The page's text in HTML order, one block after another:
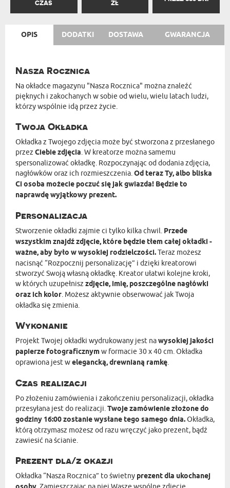
CZAS
ZŁ
OPIS DODATKI DOSTAWA GWARANCJA
Nasza Rocznica
Na okładce magazynu "Nasza Rocznica" można znaleźć
pięknych i zakochanych w sobie od wielu, wielu latach ludzi,
którzy wspólnie idą przez życie.
Twoja Okładka
Okładka z Twojego zdjęcia może być stworzona z przesłanego
przez Ciebie zdjęcia. W kreatorze można samemu
spersonalizować okładkę. Rozpoczynając od dodania zdjęcia,
nagłówków oraz ich rozmieszczenia.Od teraz Ty, albo bliska
Ci osoba możecie poczuć się jak gwiazda! Będzie to
naprawdę wyjątkowy prezent.
Personalizacja
Stworzenie okładki zajmie ci tylko kilka chwil. Przede
wszystkim znajdź zdjęcie, które będzie tłem całej okładki -
ważne, aby było w wysokiej rodzielczości.Teraz możesz
nacisnąć “Rozpocznij personalizację” i dzięki kreatorowi
stworzyć Swoją własną okładkę. Kreator ułatwi kolejne kroki,
w których uzupełnisz zdjęcie, imię, poszczególne nagłówki
oraz ich kolor. Możesz aktywnie obserwować jak Twoja
okładka się zmienia.
Wykonanie
Projekt Twojej okładki wydrukowany jest nawysokiej jakości
papierze fotograficznymw formacie 30 x 40 cm. Okładka
oprawiona jest welegancką, drewnianą ramkę.
Czas realizacji
Po złożeniu zamówienia i zakończeniu personalizacji, okładka
przesyłana jest do realizacji.Twoje zamówienie złożone do
godziny 16:00 zostanie wysłane tego samego dnia.Okładka,
którą otrzymasz możesz od razu wręczyć jako prezent, bądź
zawiesić na ścianie.
Prezent dla/z okazji
Okładka “Nasza Rocznica” to świetny prezent dla ukochanej